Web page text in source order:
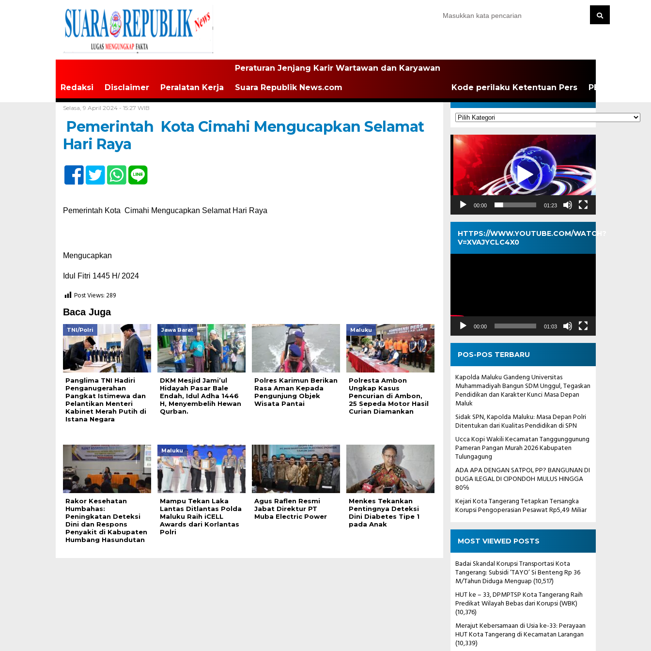
Redaksi Disclaimer Peralatan Kerja
Peraturan Jenjang Karir Wartawan dan Karyawan
Suara Republik News.com Kode perilaku Ketentuan Pers PEDOMAN
Selasa, 9 April 2024 - 15:27 WIB
Pemerintah Kota Cimahi Mengucapkan Selamat
Hari Raya
Pemerintah Kota Cimahi Mengucapkan Selamat Hari Raya
Mengucapkan
Idul Fitri 1445 H/ 2024
Post Views:289
Baca Juga
TNI/Polri
Panglima TNI Hadiri
Penganugerahan
Pangkat Istimewa dan
Pelantikan Menteri
Kabinet Merah Putih di
Istana Negara
Jawa Barat
DKM Mesjid Jami’ul
Hidayah Pasar Bale
Endah, Idul Adha 1446
H, Menyembelih Hewan
Qurban.
Polres Karimun Berikan
Rasa Aman Kepada
Pengunjung Objek
Wisata Pantai
Maluku
Polresta Ambon
Ungkap Kasus
Pencurian di Ambon,
25 Sepeda Motor Hasil
Curian Diamankan
Rakor Kesehatan
Humbahas:
Peningkatan Deteksi
Dini dan Respons
Penyakit di Kabupaten
Humbang Hasundutan
Maluku
Mampu Tekan Laka
Lantas Ditlantas Polda
Maluku Raih iCELL
Awards dari Korlantas
Polri
Agus Raflen Resmi
Jabat Direktur PT
Muba Electric Power
Menkes Tekankan
Pentingnya Deteksi
Dini Diabetes Tipe 1
pada Anak
KATEGORI
Kategori
Pemutar
Video
00:00 01:23
HTTPS://WWW.YOUTUBE.COM/WATCH?
V=XVAJYCLC4X0
Pemutar
00:00 01:03
POS-POS TERBARU
Kapolda Maluku Gandeng Universitas
Muhammadiyah Bangun SDM Unggul, Tegaskan
Pendidikan dan Karakter Kunci Masa Depan
Maluk
Sidak SPN, Kapolda Maluku: Masa Depan Polri
Ditentukan dari Kualitas Pendidikan di SPN
Ucca Kopi Wakili Kecamatan Tanggunggunung
Pameran Pangan Murah 2026 Kabupaten
Tulungagung
ADA APA DENGAN SATPOL PP? BANGUNAN DI
DUGA ILEGAL DI CIPONDOH MULUS HINGGA
80℅
Kejari Kota Tangerang Tetapkan Tersangka
Korupsi Pengoperasian Pesawat Rp5,49 Miliar
MOST VIEWED POSTS
Badai Skandal Korupsi Transportasi Kota
Tangerang: Subsidi ‘TAYO’ Si Benteng Rp 36
M/Tahun Diduga Menguap(10,517)
HUT ke – 33, DPMPTSP Kota Tangerang Raih
Predikat Wilayah Bebas dari Korupsi (WBK)
(10,376)
Merajut Kebersamaan di Usia ke-33: Perayaan
HUT Kota Tangerang di Kecamatan Larangan
(10,339)